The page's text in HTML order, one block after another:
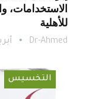
الاستخدامات،
للأهلية
Dr-Ahmed أبريل
التخسيس